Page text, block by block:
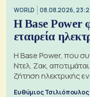
WORLD 08.08.2026,
Η Base Power
εταιρεία
Η Base Power, που
Ντελ, Ζακ,
ζήτηση ηλεκτρικής
Ευθύμιος Τσιλιόπουλος